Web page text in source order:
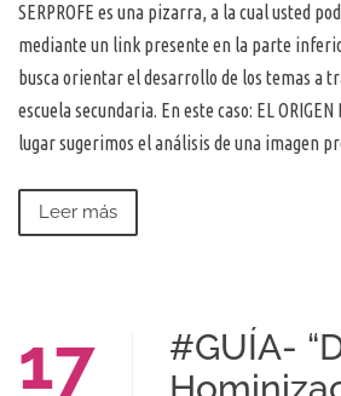
SERPROFE es una pizarra, a la cual usted
mediante un link presente en la parte
busca orientar el desarrollo de los temas a
escuela secundaria. En este caso: EL
lugar sugerimos el análisis de una imagen
Leer más
17
#GUÍA-